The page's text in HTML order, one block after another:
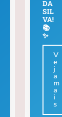
DA
SIL
VA!
📚
✨
V
e
j
a
m
a
i
s